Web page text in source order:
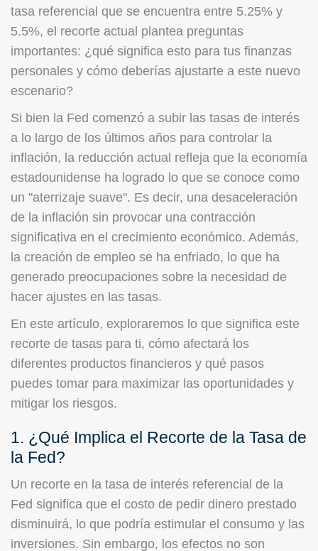
tasa referencial que se encuentra entre 5.25% y
5.5%, el recorte actual plantea preguntas
importantes: ¿qué significa esto para tus finanzas
personales y cómo deberías ajustarte a este nuevo
escenario?
Si bien la Fed comenzó a subir las tasas de interés
a lo largo de los últimos años para controlar la
inflación, la reducción actual refleja que la economía
estadounidense ha logrado lo que se conoce como
un "aterrizaje suave". Es decir, una desaceleración
de la inflación sin provocar una contracción
significativa en el crecimiento económico. Además,
la creación de empleo se ha enfriado, lo que ha
generado preocupaciones sobre la necesidad de
hacer ajustes en las tasas.
En este artículo, exploraremos lo que significa este
recorte de tasas para ti, cómo afectará los
diferentes productos financieros y qué pasos
puedes tomar para maximizar las oportunidades y
mitigar los riesgos.
1. ¿Qué Implica el Recorte de la Tasa de
la Fed?
Un recorte en la tasa de interés referencial de la
Fed significa que el costo de pedir dinero prestado
disminuirá, lo que podría estimular el consumo y las
inversiones. Sin embargo, los efectos no son